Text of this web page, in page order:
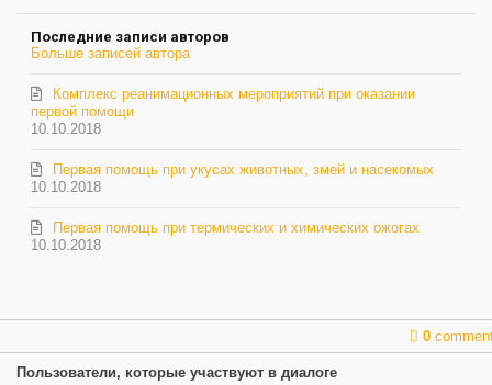
автора
Последние записи авторов
Больше записей автора
10.10.2018
Комплекс реанимационных мероприятий при оказании
первой помощи
10.10.2018
Первая помощь при укусах животных, змей и насекомых
10.10.2018
Первая помощь при термических и химических ожогах
0
Пользователи, которые участвуют в диалоге